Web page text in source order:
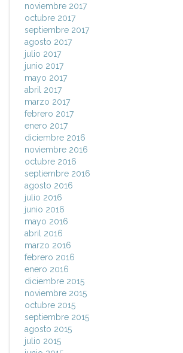
noviembre 2017
octubre 2017
septiembre 2017
agosto 2017
julio 2017
junio 2017
mayo 2017
abril 2017
marzo 2017
febrero 2017
enero 2017
diciembre 2016
noviembre 2016
octubre 2016
septiembre 2016
agosto 2016
julio 2016
junio 2016
mayo 2016
abril 2016
marzo 2016
febrero 2016
enero 2016
diciembre 2015
noviembre 2015
octubre 2015
septiembre 2015
agosto 2015
julio 2015